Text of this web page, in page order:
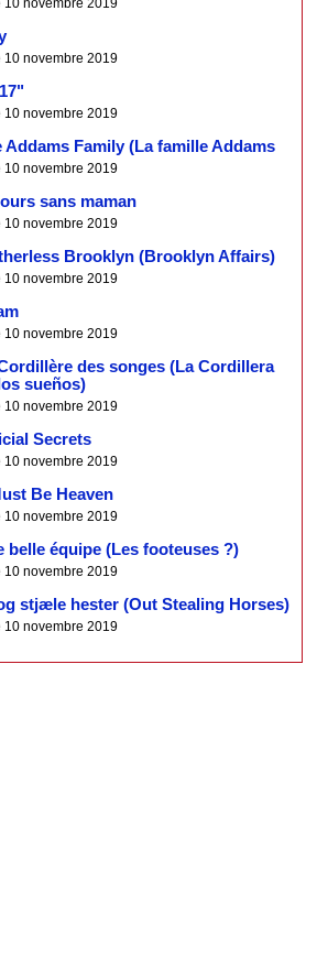
10 novembre 2019
10 novembre 2019
10 novembre 2019
Addams Family (La famille Addams
10 novembre 2019
sans maman
10 novembre 2019
Brooklyn (Brooklyn Affairs)
10 novembre 2019
10 novembre 2019
des songes (La Cordillera
sueños)
10 novembre 2019
Secrets
10 novembre 2019
Be Heaven
10 novembre 2019
belle équipe (Les footeuses ?)
10 novembre 2019
stjæle hester (Out Stealing Horses)
10 novembre 2019